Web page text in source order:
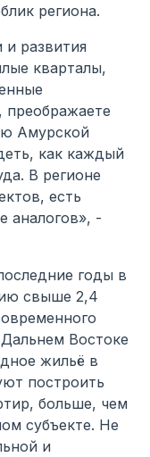
региона.
развития
кварталы,
преображаете
Амурской
как каждый
В регионе
есть
аналогов», -
годы в
свыше 2,4
Востоке
жильё в
построить
больше, чем
субъекте. Не
и